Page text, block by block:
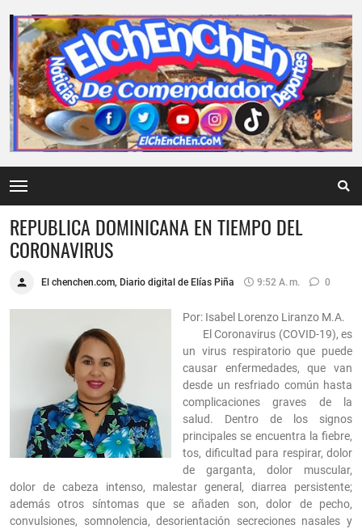
REPUBLICA DOMINICANA EN TIEMPO DEL
CORONAVIRUS
El chenchen.com, Diario digital de Elías Piña 9:52 A. M. 0
Por: Isabel Lorenzo Liranzo M.A.
El Coronavirus (COVID-19), es
un virus respiratorio que puede
causar enfermedades, que van
desde un resfriado común hasta
complicaciones graves de la
salud. Dentro de los signos
principales se encuentra la fiebre,
tos, dificultad para respirar, dolor
de garganta, dolor muscular,
dolor de cabeza intenso, malestar general, diarrea persistente;
además otros síntomas que se añaden son, dolor de pecho,
convulsiones, somnolencia, desorientación secreciones nasales y